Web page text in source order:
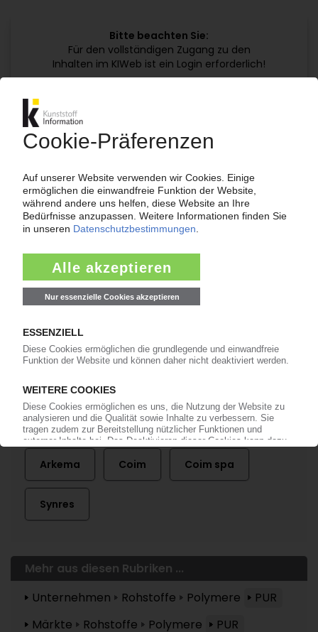
Bitte beachten Sie:
Für den vollständigen Zugang zu den
Inhalten im KIWeb ist ein Login erforderlich!
Jetzt weiterlesen mit einem KI Abo:
jährlich kündbar
ab99€/Monat
Jetzt kostenlos testen
Bereits KI-Abonnent? Jetzt
Mehr zu ...
Arkema Coim Coim spa
Synres
Mehr aus diesen Rubriken ...
Unternehmen
Rohstoffe Polymere
PUR
Märkte
Rohstoffe Polymere PUR